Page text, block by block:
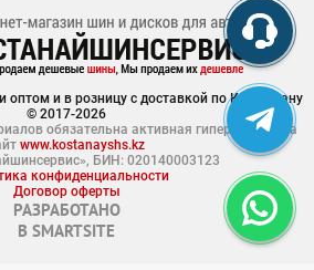
и в розницу с доставкой по Казахстану
© 2017-2026
обязательна активная гиперссылка на
www.kostanayshs.kz
БИН: 020140003123
конфиденциальности
Договор оферты
РАЗРАБОТАНО
В SMARTSITE